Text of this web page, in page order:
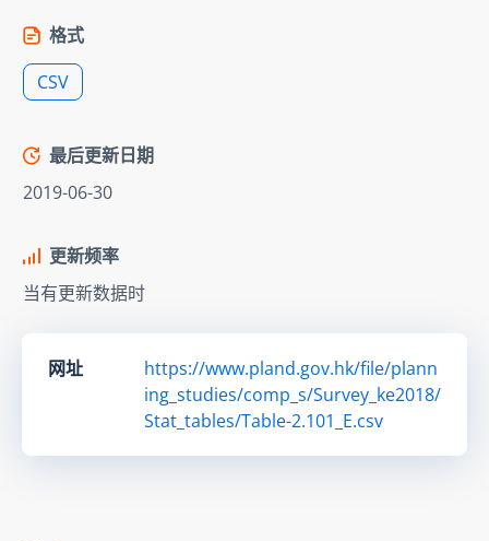
格式
CSV
最后更新日期
2019-06-30
更新频率
当有更新数据时
网址
https://www.pland.gov.hk/file/plann
ing_studies/comp_s/Survey_ke2018/
Stat_tables/Table-2.101_E.csv